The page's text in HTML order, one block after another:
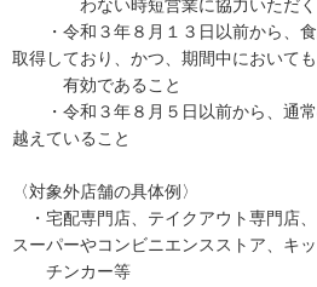
わない時短営業に協力いただくこ
・令和３年８月１３日以前から、食
取得しており、かつ、期間中においても
有効であること
・令和３年８月５日以前から、通常
越えていること
〈対象外店舗の具体例〉
・宅配専門店、テイクアウト専門店
スーパーやコンビニエンスストア、キッ
チンカー等